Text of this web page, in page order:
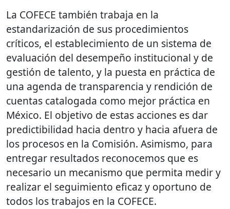
La COFECE también trabaja en la
estandarización de sus procedimientos
críticos, el establecimiento de un sistema de
evaluación del desempeño institucional y de
gestión de talento, y la puesta en práctica de
una agenda de transparencia y rendición de
cuentas catalogada como mejor práctica en
México. El objetivo de estas acciones es dar
predictibilidad hacia dentro y hacia afuera de
los procesos en la Comisión. Asimismo, para
entregar resultados reconocemos que es
necesario un mecanismo que permita medir y
realizar el seguimiento eficaz y oportuno de
todos los trabajos en la COFECE.